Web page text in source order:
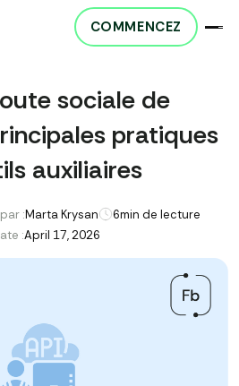
COMMENCEZ
sociale de
pratiques
auxiliaires
:Marta Krysan 6min de lecture
:April 17, 2026